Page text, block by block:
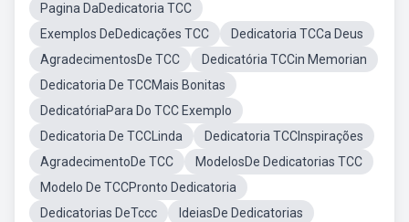
Pagina DaDedicatoria TCC
Exemplos DeDedicações TCC
Dedicatoria TCCa Deus
AgradecimentosDe TCC
Dedicatória TCCin Memorian
Dedicatoria De TCCMais Bonitas
DedicatóriaPara Do TCC Exemplo
Dedicatoria De TCCLinda
Dedicatoria TCCInspirações
AgradecimentoDe TCC
ModelosDe Dedicatorias TCC
Modelo De TCCPronto Dedicatoria
Dedicatorias DeTccc
IdeiasDe Dedicatorias